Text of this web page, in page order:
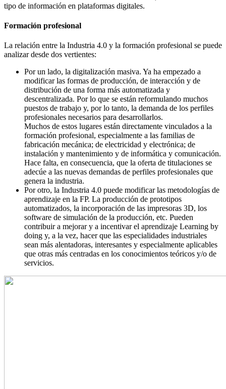
tipo de información en plataformas digitales.
Formación profesional
La relación entre la Industria 4.0 y la formación profesional se puede
analizar desde dos vertientes:
Por un lado, la digitalización masiva. Ya ha empezado a
modificar las formas de producción, de interacción y de
distribución de una forma más automatizada y
descentralizada. Por lo que se están reformulando muchos
puestos de trabajo y, por lo tanto, la demanda de los perfiles
profesionales necesarios para desarrollarlos.
Muchos de estos lugares están directamente vinculados a la
formación profesional, especialmente a las familias de
fabricación mecánica; de electricidad y electrónica; de
instalación y mantenimiento y de informática y comunicación.
Hace falta, en consecuencia, que la oferta de titulaciones se
adecúe a las nuevas demandas de perfiles profesionales que
genera la industria.
Por otro, la Industria 4.0 puede modificar las metodologías de
aprendizaje en la FP. La producción de prototipos
automatizados, la incorporación de las impresoras 3D, los
software de simulación de la producción, etc. Pueden
contribuir a mejorar y a incentivar el aprendizaje Learning by
doing y, a la vez, hacer que las especialidades industriales
sean más alentadoras, interesantes y especialmente aplicables
que otras más centradas en los conocimientos teóricos y/o de
servicios.